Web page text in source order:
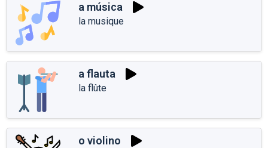
a música
la musique
a flauta
la flûte
o violino